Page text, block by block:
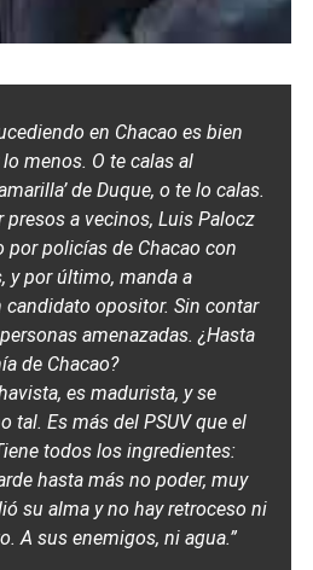
en Chacao es bien
menos. O te calas al
de Duque, o te lo calas.
presos a vecinos, Luis Palocz
por policías de Chacao con
y por último, manda a
candidato opositor. Sin contar
amenazadas. ¿Hasta
de Chacao?
es madurista, y se
tal. Es más del PSUV que el
todos los ingredientes:
hasta más no poder, muy
su alma y no hay retroceso ni
A sus enemigos, ni agua.”